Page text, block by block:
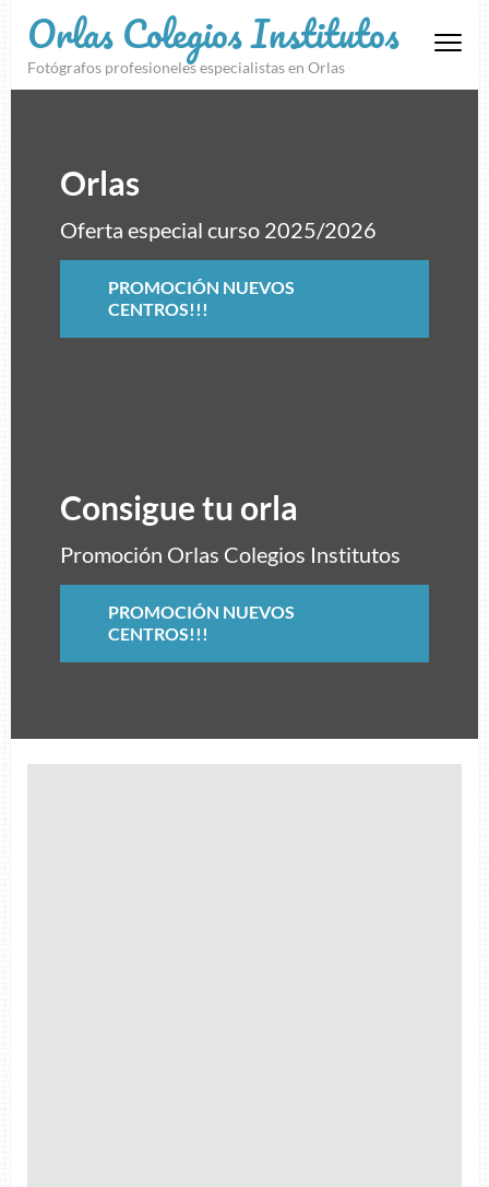
Orlas Colegios Institutos
Fotógrafos profesioneles especialistas en Orlas
Orlas
Oferta especial curso 2025/2026
PROMOCIÓN NUEVOS
CENTROS!!!
Consigue tu orla
Promoción Orlas Colegios Institutos
PROMOCIÓN NUEVOS
CENTROS!!!